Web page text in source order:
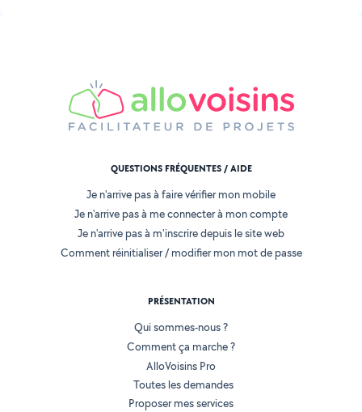
QUESTIONS FRÉQUENTES / AIDE
Je n'arrive pas à faire vérifier mon mobile
Je n'arrive pas à me connecter à mon compte
Je n'arrive pas à m'inscrire depuis le site web
Comment réinitialiser / modifier mon mot de passe
PRÉSENTATION
Qui sommes-nous ?
Comment ça marche ?
AlloVoisins Pro
Toutes les demandes
Proposer mes services